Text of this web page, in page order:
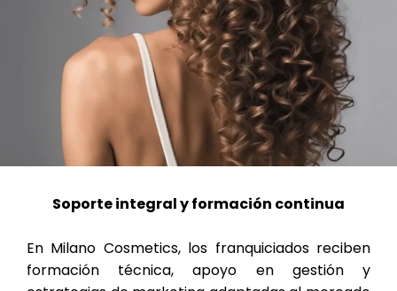
Soporte integral y formación continua
En Milano Cosmetics, los franquiciados reciben
formación técnica, apoyo en gestión y